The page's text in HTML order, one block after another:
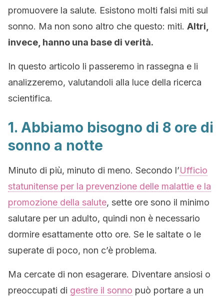
promuovere la salute. Esistono molti falsi miti sul
sonno. Ma non sono altro che questo: miti. Altri,
invece, hanno una base di verità.
In questo articolo li passeremo in rassegna e li
analizzeremo, valutandoli alla luce della ricerca
scientifica.
1. Abbiamo bisogno di 8 ore di
sonno a notte
Minuto di più, minuto di meno. Secondo l’Ufficio
statunitense per la prevenzione delle malattie e la
promozione della salute, sette ore sono il minimo
salutare per un adulto, quindi non è necessario
dormire esattamente otto ore. Se le saltate o le
superate di poco, non c’è problema.
Ma cercate di non esagerare. Diventare ansiosi o
preoccupati di gestire il sonno può portare a un